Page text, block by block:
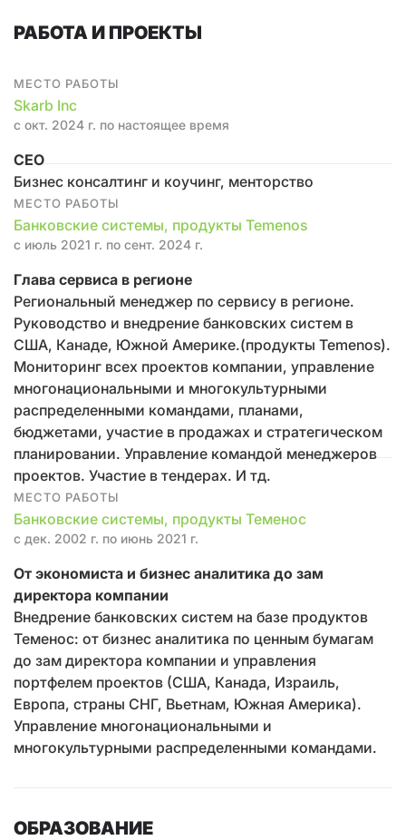
РАБОТА И ПРОЕКТЫ
МЕСТО РАБОТЫ
Skarb Inc
с окт. 2024 г. по настоящее время
CEO
Бизнес консалтинг и коучинг, менторство
МЕСТО РАБОТЫ
Банковские системы, продукты Temenos
с июль 2021 г. по сент. 2024 г.
Глава сервиса в регионе
Региональный менеджер по сервису в регионе.
Руководство и внедрение банковских систем в
США, Канаде, Южной Америке.(продукты Temenos).
Мониторинг всех проектов компании, управление
многонациональными и многокультурными
распределенными командами, планами,
бюджетами, участие в продажах и стратегическом
планировании. Управление командой менеджеров
проектов. Участие в тендерах. И тд.
МЕСТО РАБОТЫ
Банковские системы, продукты Теменос
с дек. 2002 г. по июнь 2021 г.
От экономиста и бизнес аналитика до зам
директора компании
Внедрение банковских систем на базе продуктов
Теменос: от бизнес аналитика по ценным бумагам
до зам директора компании и управления
портфелем проектов (США, Канада, Израиль,
Европа, страны СНГ, Вьетнам, Южная Америка).
Управление многонациональными и
многокультурными распределенными командами.
ОБРАЗОВАНИЕ